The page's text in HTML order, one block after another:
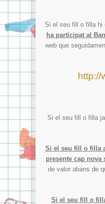
Si el seu fill o filla hi
ha participat al
web que
Si el seu fill o filla
Si el seu fill o filla
presente cap nova
de valor abans de
Si el seu fill o